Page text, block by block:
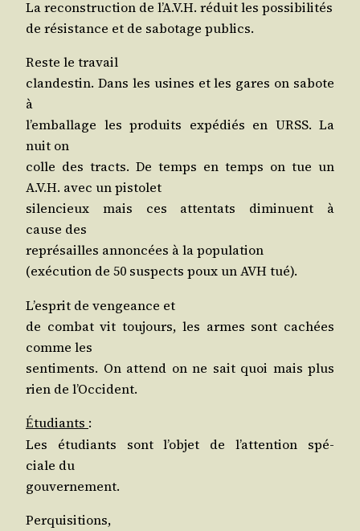
La recons­truc­tion de l’A.V.H. réduit les possibilités
de résis­tance et de sabo­tage publics.
Reste le travail
clan­des­tin. Dans les usines et les gares on sabote
à
l’emballage les pro­duits expé­diés en URSS. La
nuit on
colle des tracts. De temps en temps on tue un
A.V.H. avec un pistolet
silen­cieux mais ces atten­tats dimi­nuent à
cause des
repré­sailles annon­cées à la population
(exé­cu­tion de 50 sus­pects poux un AVH tué).
L’es­prit de ven­geance et
de com­bat vit tou­jours, les armes sont cachées
comme les
sen­ti­ments. On attend on ne sait quoi mais plus
rien de l’Occident.
Étudiants :
Les étu­diants sont l’ob­jet de l’at­ten­tion spé­
ciale du
gouvernement.
Perquisitions,